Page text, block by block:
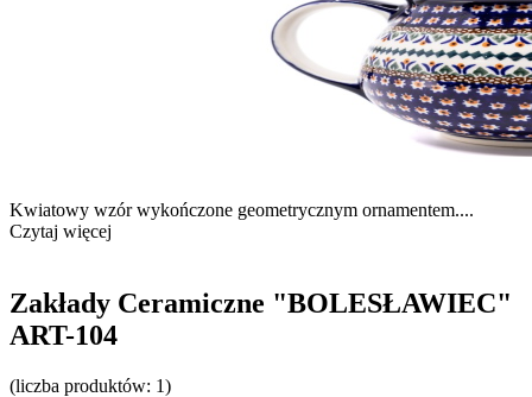
Kwiatowy wzór wykończone geometrycznym ornamentem....
Czytaj więcej
Zakłady Ceramiczne "BOLESŁAWIEC"
ART-104
(liczba produktów: 1)